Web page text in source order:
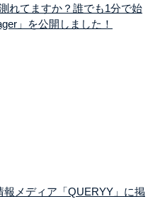
れてますか？誰でも1分で始
」を公開しました！
メディア「QUERYY」に掲